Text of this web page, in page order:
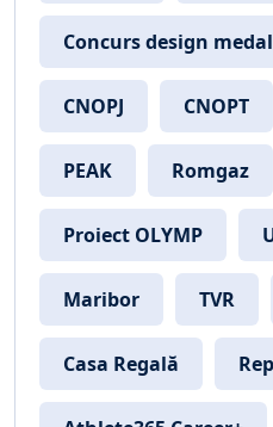
Concurs design
CNOPJ CNOPT
PEAK Romgaz
Proiect OLYMP
Maribor TVR
Casa Regală